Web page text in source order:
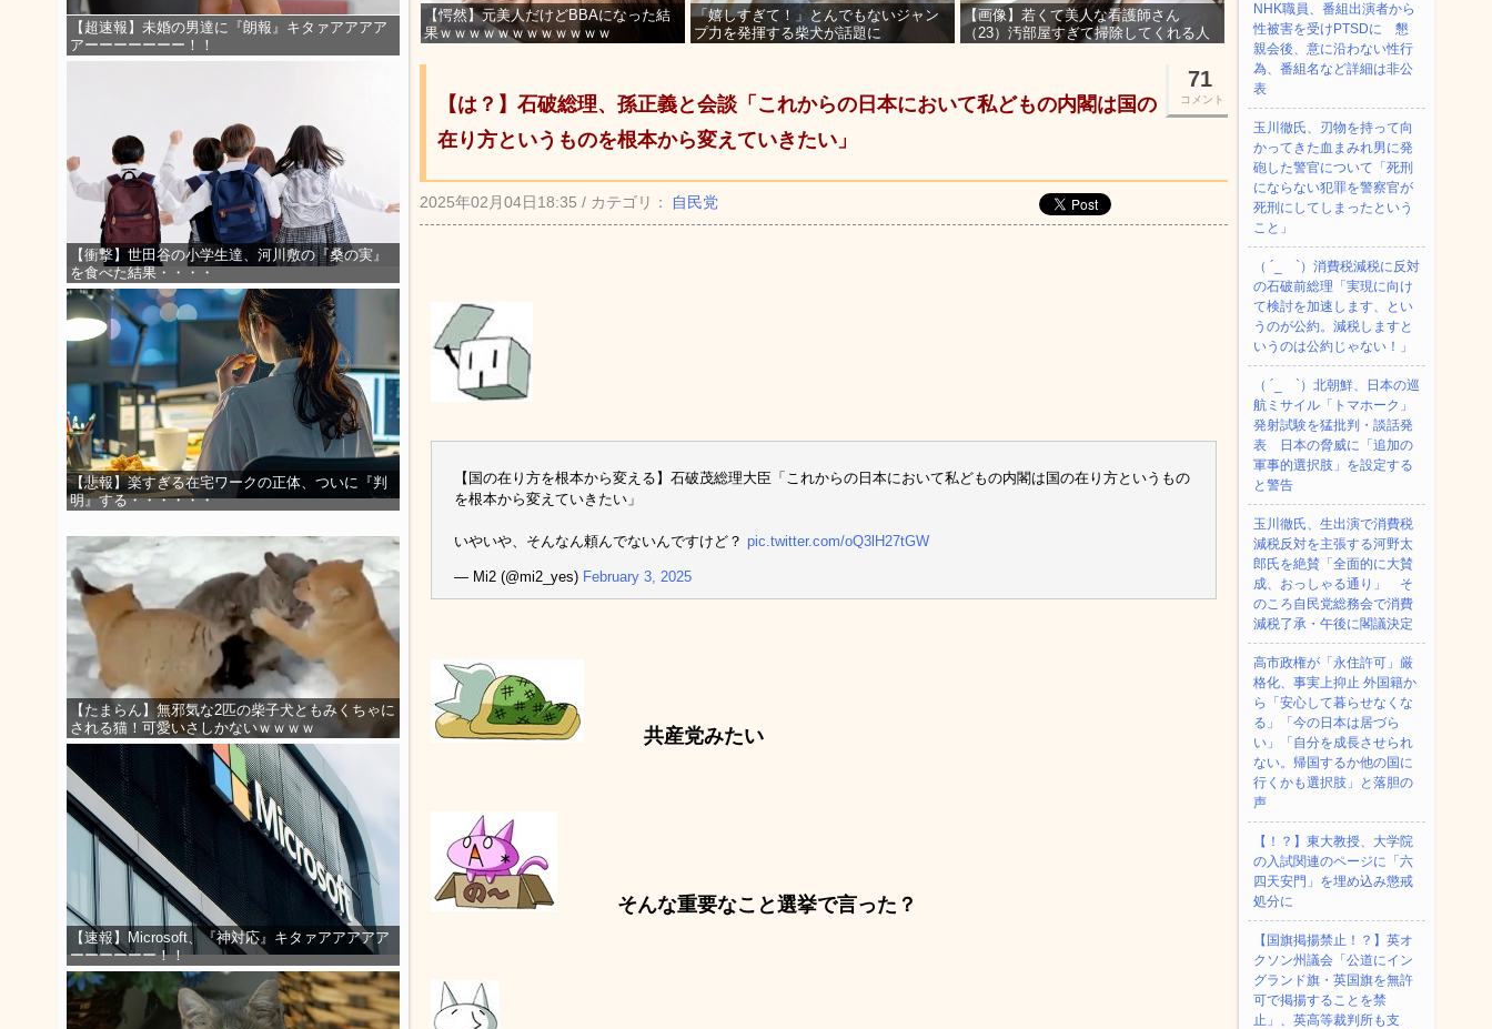
【超速報】未婚の男達に『朗報』キタァアアアア
アーーーーーーー！！
【衝撃】世田谷の小学生達、河川敷の『桑の実』
を食べた結果・・・・
【悲報】楽すぎる在宅ワークの正体、ついに『判
明』する・・・・・・
【たまらん】無邪気な2匹の柴子犬ともみくちゃに
される猫！可愛いさしかないｗｗｗｗ
【速報】Microsoft、『神対応』キタァアアアアア
ーーーーーー！！
【愕然】元美人だけどBBAになった結
果ｗｗｗｗｗｗｗｗｗｗｗｗ
「嬉しすぎて！」とんでもないジャン
プ力を発揮する柴犬が話題に
【画像】若くて美人な看護師さん
（23）汚部屋すぎて掃除してくれる人
71
コメント
【は？】石破総理、孫正義と会談「これからの日本において私どもの内閣は国の
在り方というものを根本から変えていきたい」
2025年02月04日18:35 / カテゴリ： 自民党
【国の在り方を根本から変える】石破茂総理大臣「これからの日本において私どもの内閣は国の在り方というもの
を根本から変えていきたい」
いやいや、そんなん頼んでないんですけど？ pic.twitter.com/oQ3lH27tGW
— Mi2 (@mi2_yes) February 3, 2025
共産党みたい
そんな重要なこと選挙で言った？
NHK職員、番組出演者から
性被害を受けPTSDに 懇
親会後、意に沿わない性行
為、番組名など詳細は非公
表
玉川徹氏、刃物を持って向
かってきた血まみれ男に発
砲した警官について「死刑
にならない犯罪を警察官が
死刑にしてしまったという
こと」
（ ´_ゝ`）消費税減税に反対
の石破前総理「実現に向け
て検討を加速します、とい
うのが公約。減税しますと
いうのは公約じゃない！」
（ ´_ゝ`）北朝鮮、日本の巡
航ミサイル「‌トマホーク」
発射試験を猛批判・談話発
表 日本の脅威に「追加の
軍事的選択肢」を設定する
と警告
玉川徹氏、生出演で消費税
減税反対を主張する河野太
郎氏を絶賛「全面的に大賛
成、おっしゃる通り」 そ
のころ自民党総務会で消費
減税了承・午後に閣議決定
高市政権が「永住許可」厳
格化、事実上抑止 外国籍か
ら「安心して暮らせなくな
る」「今の日本は居づら
い」「自分を成長させられ
ない。帰国するか他の国に
行くかも選択肢」と落胆の
声
【！？】東大教授、大学院
の入試関連のページに「六
四天安門」を埋め込み懲戒
処分に
【国旗掲揚禁止！？】英オ
クソン州議会「公道にイン
グランド旗・英国旗を無許
可で掲揚することを禁
止」、英高等裁判所も支